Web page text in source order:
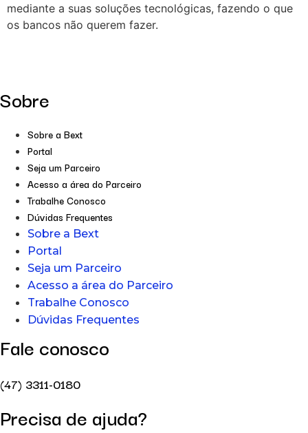
mediante a suas soluções tecnológicas, fazendo o que
os bancos não querem fazer.
Sobre
Sobre a Bext
Portal
Seja um Parceiro
Acesso a área do Parceiro
Trabalhe Conosco
Dúvidas Frequentes
Sobre a Bext
Portal
Seja um Parceiro
Acesso a área do Parceiro
Trabalhe Conosco
Dúvidas Frequentes
Fale conosco
(47) 3311-0180
Precisa de ajuda?